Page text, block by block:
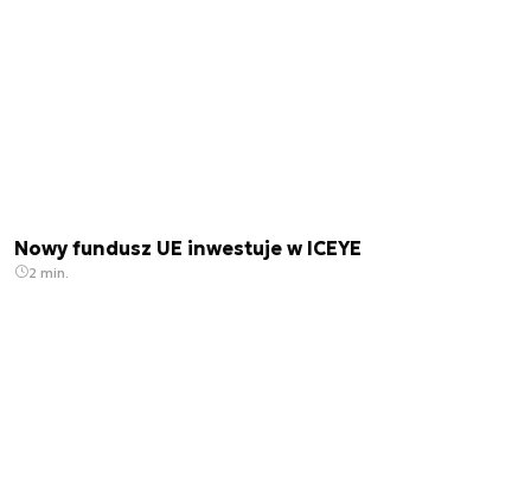
Nowy fundusz UE inwestuje w ICEYE
2 min.